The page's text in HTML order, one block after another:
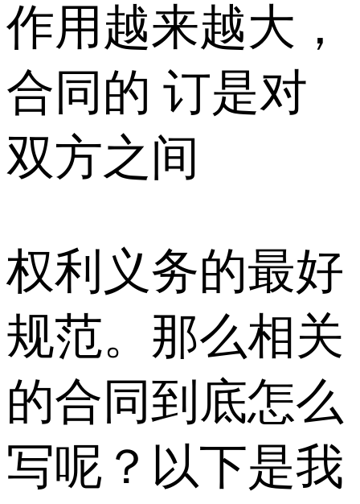
作用越来越大，
合同的 订是对
双方之间
权利义务的最好
规范。那么相关
的合同到底怎么
写呢？以下是我